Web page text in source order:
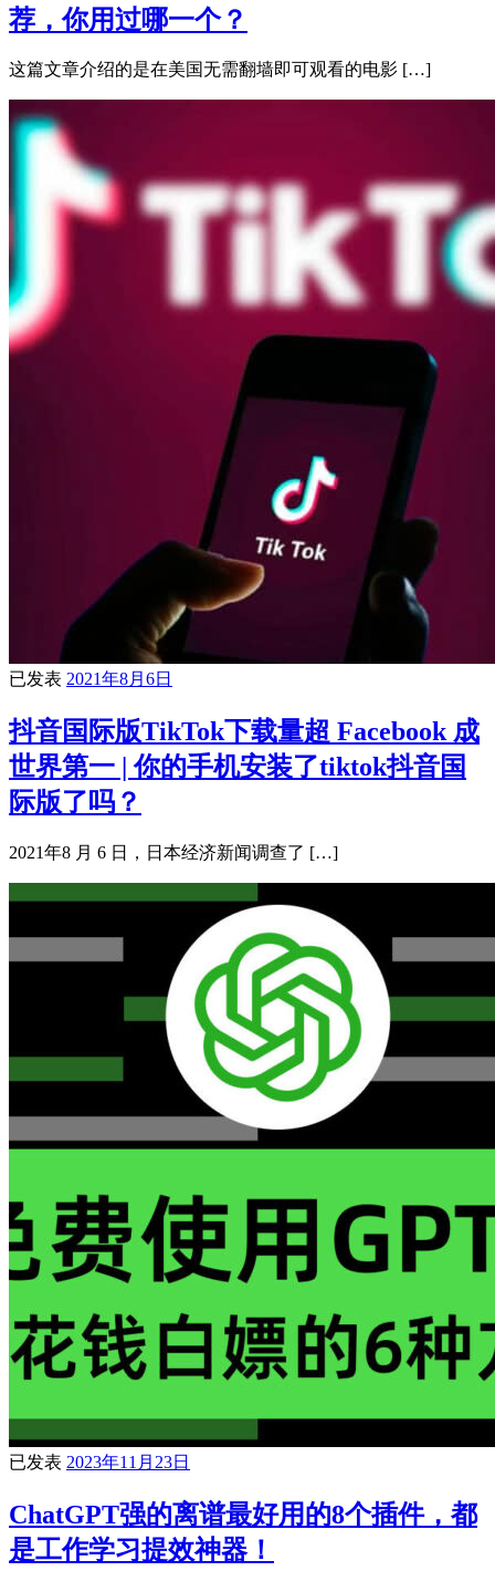
荐，你用过哪一个？
这篇文章介绍的是在美国无需翻墙即可观看的电影 […]
已发表 2021年8月6日
抖音国际版TikTok下载量超 Facebook 成
世界第一 | 你的手机安装了tiktok抖音国
际版了吗？
2021年8 月 6 日，日本经济新闻调查了 […]
已发表 2023年11月23日
ChatGPT强的离谱最好用的8个插件，都
是工作学习提效神器！